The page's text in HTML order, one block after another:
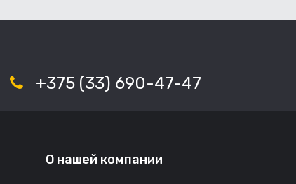
+375 (33) 690-47-47
О нашей компании